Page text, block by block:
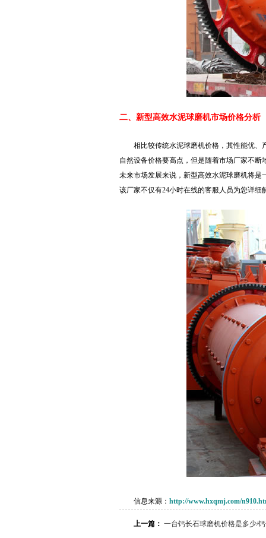
二、新型高效水泥球磨机市场价格分析
相比较传统水泥球磨机价格，其性能优
自然设备价格要高点，但是随着市场厂家不
未来市场发展来说，新型高效水泥球磨机将
该厂家不仅有24小时在线的客服人员为您详
信息来源： http://www.hxqmj.com/
上一篇： 一台钙长石球磨机价格是多少/